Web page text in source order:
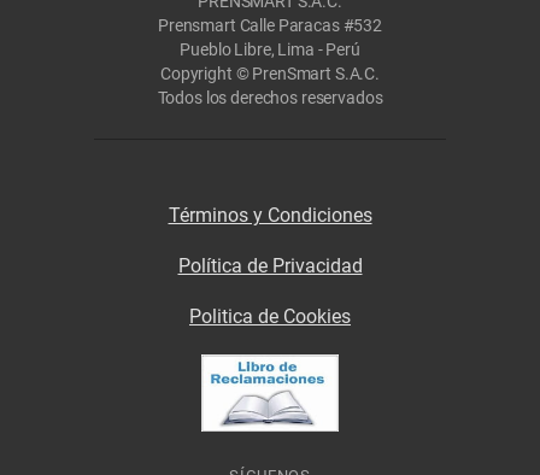
Prensmart Calle Paracas #532
Pueblo Libre, Lima - Perú
Copyright © PrenSmart S.A.C.
Todos los derechos reservados
Términos y Condiciones
Política de Privacidad
Politica de Cookies